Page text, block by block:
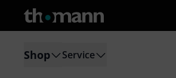
Shop Service